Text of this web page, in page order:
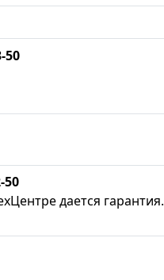
50
50
дается гарантия.